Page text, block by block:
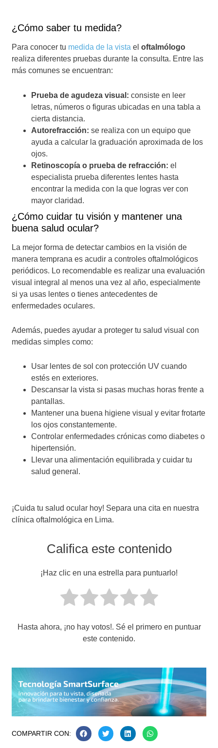
¿Cómo saber tu medida?
Para conocer tu medida de la vista el oftalmólogo
realiza diferentes pruebas durante la consulta. Entre las
más comunes se encuentran:
Prueba de agudeza visual: consiste en leer
letras, números o figuras ubicadas en una tabla a
cierta distancia.
Autorefracción: se realiza con un equipo que
ayuda a calcular la graduación aproximada de los
ojos.
Retinoscopía o prueba de refracción: el
especialista prueba diferentes lentes hasta
encontrar la medida con la que logras ver con
mayor claridad.
¿Cómo cuidar tu visión y mantener una
buena salud ocular?
La mejor forma de detectar cambios en la visión de
manera temprana es acudir a controles oftalmológicos
periódicos. Lo recomendable es realizar una evaluación
visual integral al menos una vez al año, especialmente
si ya usas lentes o tienes antecedentes de
enfermedades oculares.
Además, puedes ayudar a proteger tu salud visual con
medidas simples como:
Usar lentes de sol con protección UV cuando
estés en exteriores.
Descansar la vista si pasas muchas horas frente a
pantallas.
Mantener una buena higiene visual y evitar frotarte
los ojos constantemente.
Controlar enfermedades crónicas como diabetes o
hipertensión.
Llevar una alimentación equilibrada y cuidar tu
salud general.
¡Cuida tu salud ocular hoy! Separa una cita en nuestra
clínica oftalmológica en Lima.
Califica este contenido
¡Haz clic en una estrella para puntuarlo!
Hasta ahora, ¡no hay votos!. Sé el primero en puntuar
este contenido.
COMPARTIR CON: